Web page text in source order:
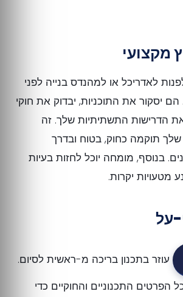
מקצועי
לאדריכל או למהנדס בנייה לפני
יסקור את התוכניות, יבדוק את חוקי
הדרישות התשתיתיות שלך. זה
תוקמה כחוק, בטוח ובדרך
בנוסף, מומחה יוכל לחזות בעיות
מטעויות יקרות.
על
עוזר בתכנון בריכה מ-ראשית לסיום.
הפרטים התכנוניים והחוקיים כדי